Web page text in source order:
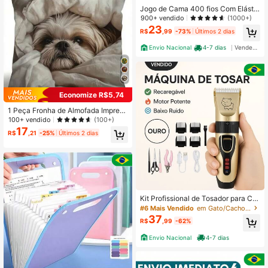
Economize R$5,74
1 Peça Fronha de Almofada Impress
a em Poliéster Festiva de Impressão
Única - 1 Peça Design Suave de Sh
ih Tzu para Decoração Doméstica
coração de Outono, Decoração de
Outono, Decoração de Quarto
100+ vendido (100+)
R$17 ,21 -25% Últimos 2 dias
Jogo de Cama 400 fios Com Elástic
o Padrão Hotel Solteiro Casal Quee
n King
900+ vendido (1000+)
R$23 ,99 -73% Últimos 2 dias
Envio Nacional 4-7 dias Vendedor Indicado
Kit Profissional de Tosador para Cã
es - Máquina de Corte de Pelos par
a Pets (11 Peças) - Inclui Pentes e
Acessórios
#6 Mais Vendido em Gato/Cachorro Removedor de pelos de animais
R$37 ,99 -62%
Envio Nacional 4-7 dias